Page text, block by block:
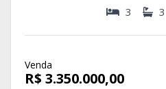
3 3
Venda
R$ 3.350.000,00